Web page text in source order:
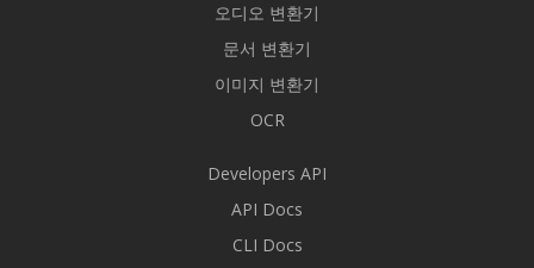
오디오 변환기
문서 변환기
이미지 변환기
OCR
Developers API
API Docs
CLI Docs